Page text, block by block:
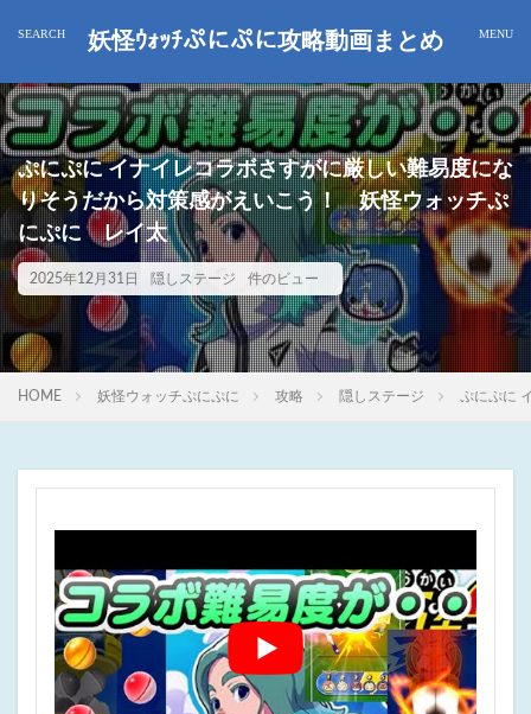
妖怪ｳｫｯﾁぷにぷに攻略動画まとめ
ぷにぷに イナイレコラボさすがに厳しい難易度にな
りそうだから対策感がえいこう！ 妖怪ウォッチぷ
にぷに レイ太
2025年12月31日 隠しステージ 件のビュー
HOME 妖怪ウォッチぷにぷに 攻略 隠しステージ ぷにぷに